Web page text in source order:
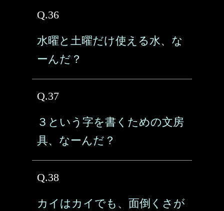
Q.36
水曜と土曜だけ使える水、な
ーんだ？
Q.37
３という字を書くための文房
具、なーんだ？
Q.38
カイはカイでも、面倒くさが